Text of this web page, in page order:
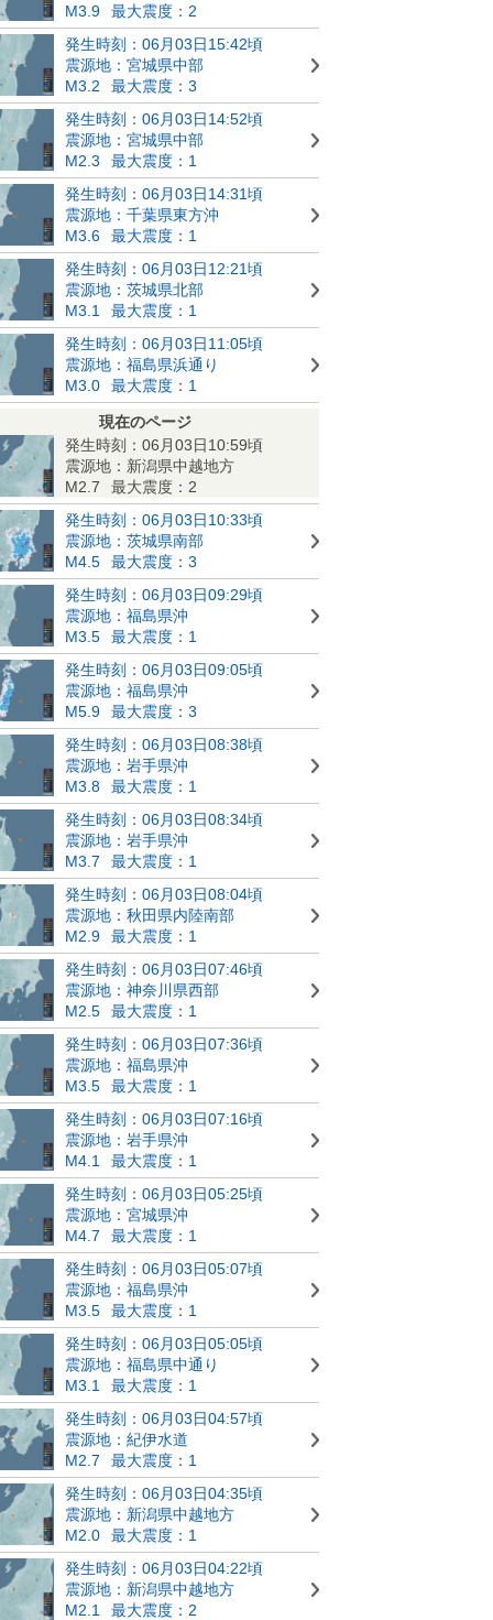
M3.9
最大震度：2
発生時刻：06月03日15:42頃
震源地：宮城県中部
M3.2
最大震度：3
発生時刻：06月03日14:52頃
震源地：宮城県中部
M2.3
最大震度：1
発生時刻：06月03日14:31頃
震源地：千葉県東方沖
M3.6
最大震度：1
発生時刻：06月03日12:21頃
震源地：茨城県北部
M3.1
最大震度：1
発生時刻：06月03日11:05頃
震源地：福島県浜通り
M3.0
最大震度：1
現在のページ
発生時刻：06月03日10:59頃
震源地：新潟県中越地方
M2.7
最大震度：2
発生時刻：06月03日10:33頃
震源地：茨城県南部
M4.5
最大震度：3
発生時刻：06月03日09:29頃
震源地：福島県沖
M3.5
最大震度：1
発生時刻：06月03日09:05頃
震源地：福島県沖
M5.9
最大震度：3
発生時刻：06月03日08:38頃
震源地：岩手県沖
M3.8
最大震度：1
発生時刻：06月03日08:34頃
震源地：岩手県沖
M3.7
最大震度：1
発生時刻：06月03日08:04頃
震源地：秋田県内陸南部
M2.9
最大震度：1
発生時刻：06月03日07:46頃
震源地：神奈川県西部
M2.5
最大震度：1
発生時刻：06月03日07:36頃
震源地：福島県沖
M3.5
最大震度：1
発生時刻：06月03日07:16頃
震源地：岩手県沖
M4.1
最大震度：1
発生時刻：06月03日05:25頃
震源地：宮城県沖
M4.7
最大震度：1
発生時刻：06月03日05:07頃
震源地：福島県沖
M3.5
最大震度：1
発生時刻：06月03日05:05頃
震源地：福島県中通り
M3.1
最大震度：1
発生時刻：06月03日04:57頃
震源地：紀伊水道
M2.7
最大震度：1
発生時刻：06月03日04:35頃
震源地：新潟県中越地方
M2.0
最大震度：1
発生時刻：06月03日04:22頃
震源地：新潟県中越地方
M2.1
最大震度：2